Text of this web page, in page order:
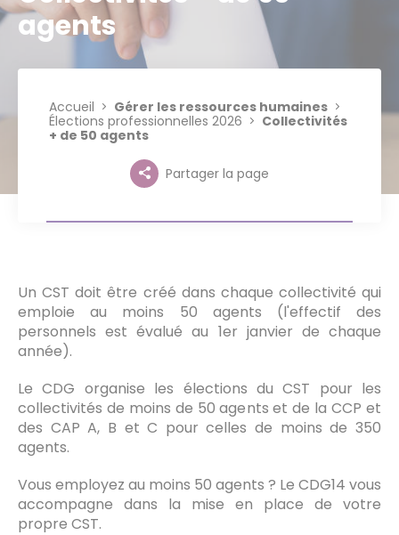
agents
Accueil
Gérer les ressources humaines
Élections professionnelles 2026
Collectivités
+ de 50 agents
Partager la page
Un CST doit être créé dans chaque collectivité qui
emploie au moins 50 agents (l'effectif des
personnels est évalué au 1er janvier de chaque
année).
Le CDG organise les élections du CST pour les
collectivités de moins de 50 agents et de la CCP et
des CAP A, B et C pour celles de moins de 350
agents.
Vous employez au moins 50 agents ? Le CDG14 vous
accompagne dans la mise en place de votre
propre CST.